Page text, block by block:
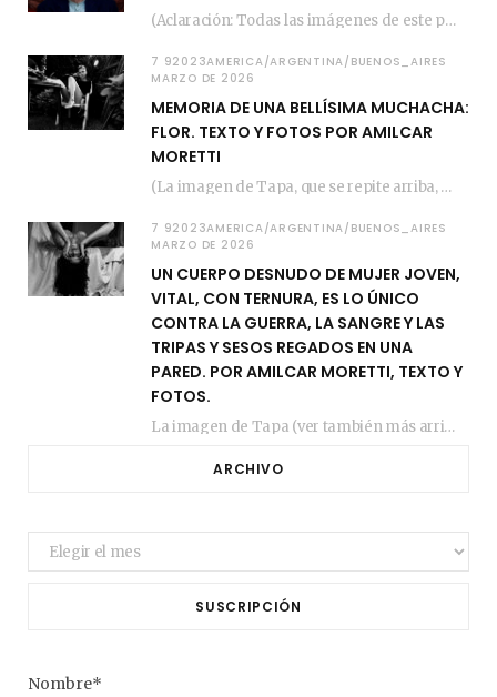
(Aclaración: Todas las imágenes de este posteo fueron tomadas de Bloghemia.com, y todos los…
7 92023AMERICA/ARGENTINA/BUENOS_AIRES
MARZO DE 2026
MEMORIA DE UNA BELLÍSIMA MUCHACHA:
FLOR. TEXTO Y FOTOS POR AMILCAR
MORETTI
(La imagen de Tapa, que se repite arriba, fue compuesta por Amilcar Moretti el viernes…
7 92023AMERICA/ARGENTINA/BUENOS_AIRES
MARZO DE 2026
UN CUERPO DESNUDO DE MUJER JOVEN,
VITAL, CON TERNURA, ES LO ÚNICO
CONTRA LA GUERRA, LA SANGRE Y LAS
TRIPAS Y SESOS REGADOS EN UNA
PARED. POR AMILCAR MORETTI, TEXTO Y
FOTOS.
La imagen de Tapa (ver también más arriba) fue compuesta en estos días de febrero…
ARCHIVO
Archivo
SUSCRIPCIÓN
Nombre*